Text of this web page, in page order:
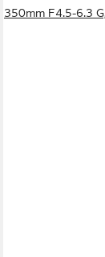
350mm F4.5-6.3